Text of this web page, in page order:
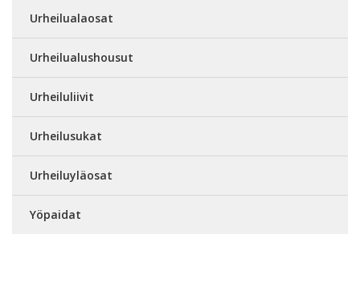
Urheilualaosat
Urheilualushousut
Urheiluliivit
Urheilusukat
Urheiluyläosat
Yöpaidat